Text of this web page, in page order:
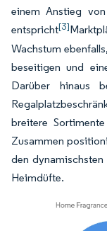
einem Anstieg
entspricht[3]
Wachstum
beseitigen und
Darüber hinaus
breitere
Zusammen
den
Heimdüfte.